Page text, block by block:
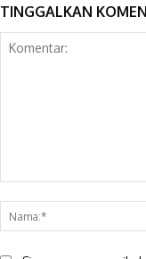
TINGGALKAN